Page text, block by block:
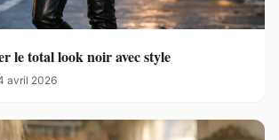
le total look noir avec style
avril 2026